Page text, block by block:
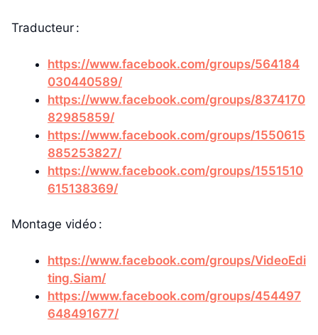
Traducteur :
https://www.facebook.com/groups/564184
030440589/
https://www.facebook.com/groups/8374170
82985859/
https://www.facebook.com/groups/1550615
885253827/
https://www.facebook.com/groups/1551510
615138369/
Montage vidéo :
https://www.facebook.com/groups/VideoEdi
ting.Siam/
https://www.facebook.com/groups/454497
648491677/